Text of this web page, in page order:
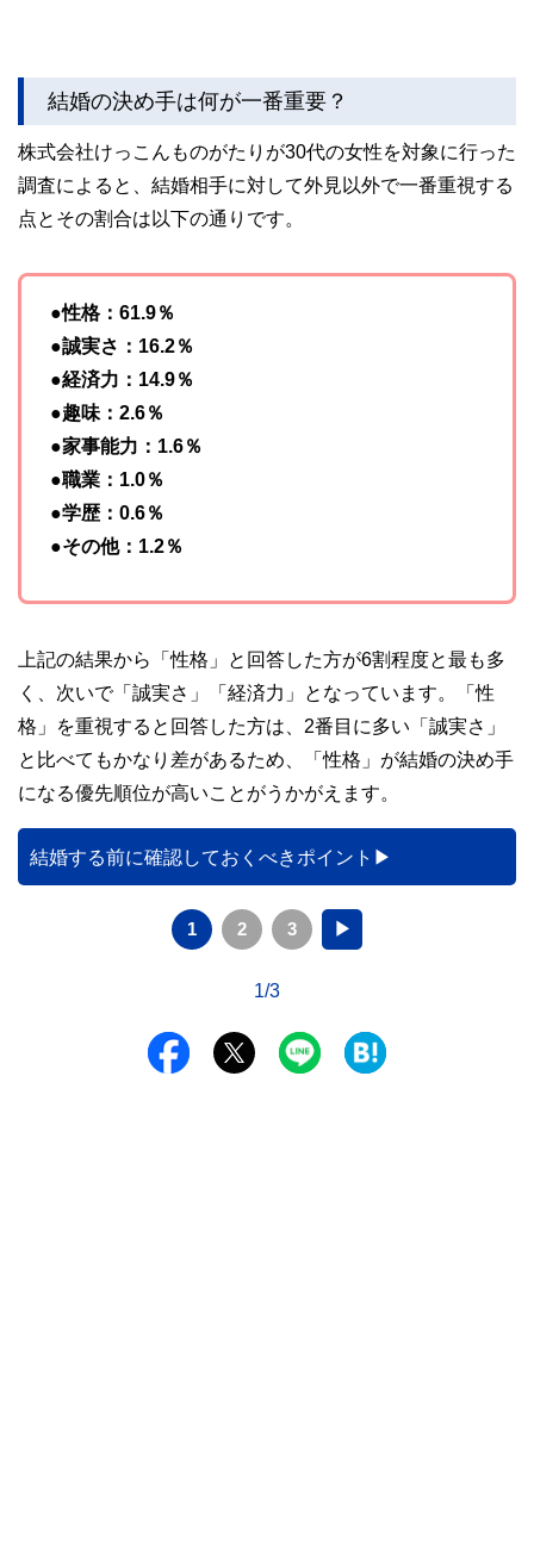
結婚の決め手は何が一番重要？
株式会社けっこんものがたりが30代の女性を対象に行った
調査によると、結婚相手に対して外見以外で一番重視する
点とその割合は以下の通りです。
●性格：61.9％
●誠実さ：16.2％
●経済力：14.9％
●趣味：2.6％
●家事能力：1.6％
●職業：1.0％
●学歴：0.6％
●その他：1.2％
上記の結果から「性格」と回答した方が6割程度と最も多
く、次いで「誠実さ」「経済力」となっています。「性
格」を重視すると回答した方は、2番目に多い「誠実さ」
と比べてもかなり差があるため、「性格」が結婚の決め手
になる優先順位が高いことがうかがえます。
結婚する前に確認しておくべきポイント
1 2 3 ▶
1/3